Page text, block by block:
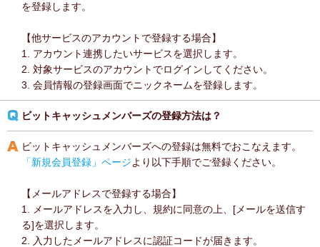
を登録します。
【他サービスのアカウントで登録する場合】
1. アカウント連携したいサービスを選択します。
2. 対象サービスのアカウントでログインしてください。
3. 会員情報の登録画面でニックネームを登録します。
ビットキャッシュメンバーズの登録方法は？
ビットキャッシュメンバーズへの登録は無料でおこなえます。
「新規会員登録」ページより以下手順でご登録ください。
【メールアドレスで登録する場合】
1. メールアドレスを入力し、規約に同意の上、[メールを送信す
る]を選択します。
2. 入力したメールアドレスに認証コードが届きます。